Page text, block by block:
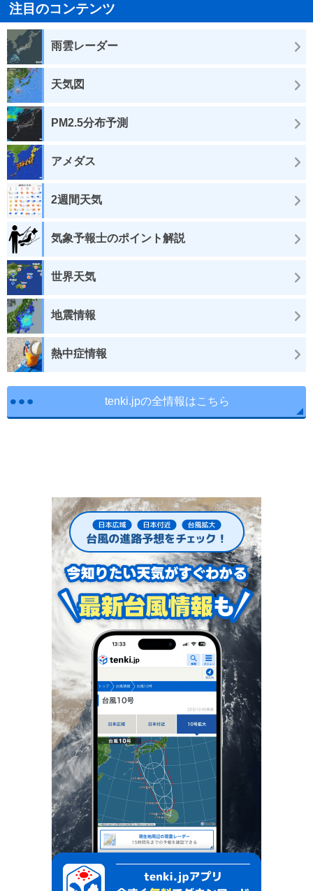
注目のコンテンツ
雨雲レーダー
天気図
PM2.5分布予測
アメダス
2週間天気
気象予報士のポイント解説
世界天気
地震情報
熱中症情報
tenki.jpの全情報はこちら